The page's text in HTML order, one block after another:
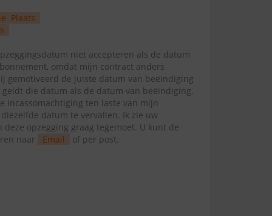
Plaats
niet accepteren als de datum
omdat mijn contract anders
gemotiveerd de juiste datum van beëindiging
die datum als de datum van beëindiging.
incassomachtiging ten laste van mijn
datum te vervallen. Ik zie uw
opzegging graag tegemoet. U kunt de
naar
Email of per post.